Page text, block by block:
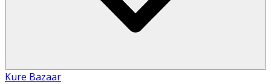
Kure Bazaar